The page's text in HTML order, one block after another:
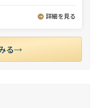
詳細を見る
る